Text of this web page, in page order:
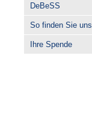
DeBeSS
So finden Sie uns
Ihre Spende